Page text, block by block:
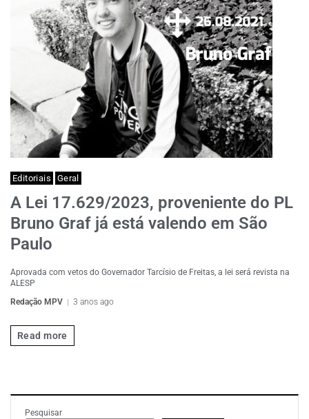
Editoriais Geral
A Lei 17.629/2023, proveniente do PL
Bruno Graf já está valendo em São
Paulo
Aprovada com vetos do Governador Tarcísio de Freitas, a lei será revista na
ALESP
Redação MPV
3 anos ago
Read more
Pesquisar